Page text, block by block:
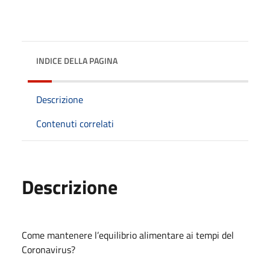
INDICE DELLA PAGINA
Descrizione
Contenuti correlati
Descrizione
Come mantenere l’equilibrio alimentare ai tempi del
Coronavirus?